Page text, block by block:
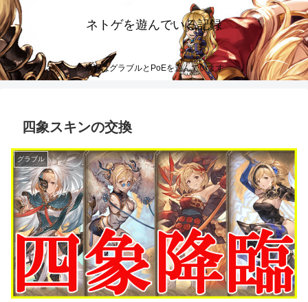
ネトゲを遊んでいる記録
最近はグラブルとPoEを遊んでいます
四象スキンの交換
グラブル